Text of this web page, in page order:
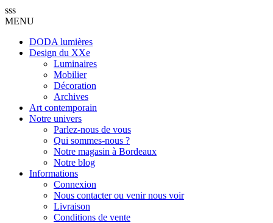
sss
MENU
DODA lumières
Design du XXe
Luminaires
Mobilier
Décoration
Archives
Art contemporain
Notre univers
Parlez-nous de vous
Qui sommes-nous ?
Notre magasin à Bordeaux
Notre blog
Informations
Connexion
Nous contacter ou venir nous voir
Livraison
Conditions de vente